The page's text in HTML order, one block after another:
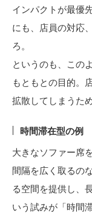
インパクトが最優
にも、店員の対応
ろ。
というのも、この
もともとの目的。
拡散してしまうた
時間滞在型の例
大きなソファー席
間隔を広く取るの
る空間を提供し、
いう試みが「時間